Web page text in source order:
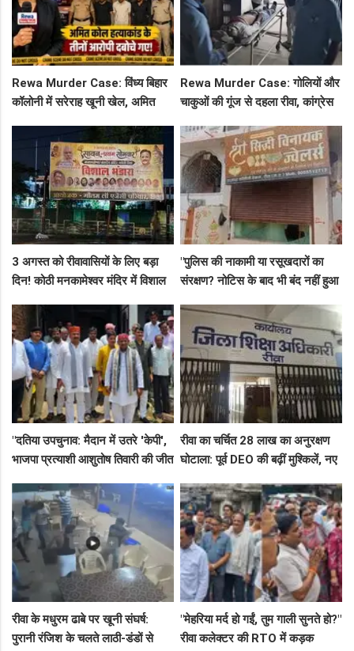
Rewa Murder Case: विंध्य बिहार
कॉलोनी में सरेराह खूनी खेल, अमित
Rewa Murder Case: गोलियों और
चाकुओं की गूंज से दहला रीवा, कांग्रेस
गिरफ्तार!
3 अगस्त को रीवावासियों के लिए बड़ा
दिन! कोठी मनकामेश्वर मंदिर में विशाल
"पुलिस की नाकामी या रसूखदारों का
संरक्षण? नोटिस के बाद भी बंद नहीं हुआ
शॉप लुट गई!"
"दतिया उपचुनाव: मैदान में उतरे 'केपी',
भाजपा प्रत्याशी आशुतोष तिवारी की जीत
जारी!"
रीवा का चर्चित 28 लाख का अनुरक्षण
घोटाला: पूर्व DEO की बढ़ीं मुश्किलें, नए
रीवा के मधुरम ढाबे पर खूनी संघर्ष:
पुरानी रंजिश के चलते लाठी-डंडों से
"मेहरिया मर्द हो गईं, तुम गाली सुनते हो?"
रीवा कलेक्टर की RTO में कड़क